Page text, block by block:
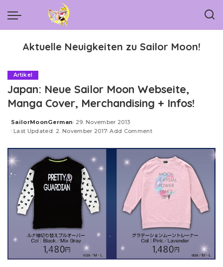
Aktuelle Neuigkeiten zu Sailor Moon!
Artikel
Japan: Neue Sailor Moon Webseite,
Manga Cover, Merchandising + Infos!
Posted
by
SailorMoonGerman 29. November 2013
Last Updated: 2. November 2017 Add Comment